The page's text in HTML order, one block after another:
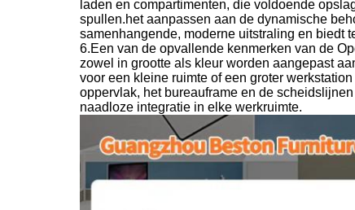
laden en compartimenten, die voldoende
spullen.het aanpassen aan de dynamische
samenhangende, moderne uitstraling en biedt
6.Een van de opvallende kenmerken van de
zowel in grootte als kleur worden aangepast
voor een kleine ruimte of een groter
oppervlak, het bureauframe en de
naadloze integratie in elke werkruimte.